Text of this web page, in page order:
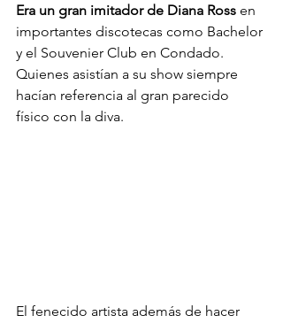
Era un gran imitador de Diana Ross en
importantes discotecas como Bachelor
y el Souvenier Club en Condado.
Quienes asistían a su show siempre
hacían referencia al gran parecido
físico con la diva.
El fenecido artista además de hacer